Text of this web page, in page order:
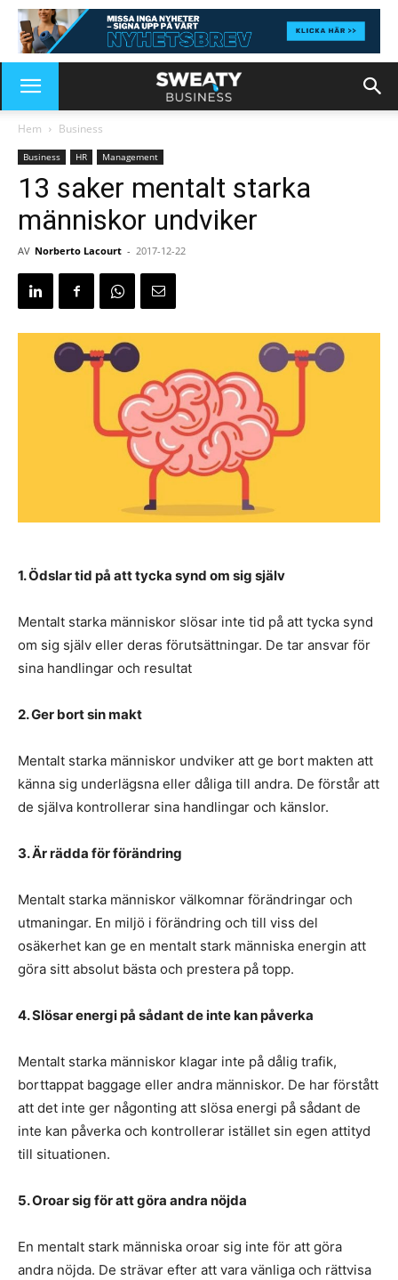
Hem Business
Business HR Management
13 saker mentalt starka
människor undviker
AV Norberto Lacourt - 2017-12-22
1. Ödslar tid på att tycka synd om sig själv
Mentalt starka människor slösar inte tid på att tycka synd
om sig själv eller deras förutsättningar. De tar ansvar för
sina handlingar och resultat
2. Ger bort sin makt
Mentalt starka människor undviker att ge bort makten att
känna sig underlägsna eller dåliga till andra. De förstår att
de själva kontrollerar sina handlingar och känslor.
3. Är rädda för förändring
Mentalt starka människor välkomnar förändringar och
utmaningar. En miljö i förändring och till viss del
osäkerhet kan ge en mentalt stark människa energin att
göra sitt absolut bästa och prestera på topp.
4. Slösar energi på sådant de inte kan påverka
Mentalt starka människor klagar inte på dålig trafik,
borttappat baggage eller andra människor. De har förstått
att det inte ger någonting att slösa energi på sådant de
inte kan påverka och kontrollerar istället sin egen attityd
till situationen.
5. Oroar sig för att göra andra nöjda
En mentalt stark människa oroar sig inte för att göra
andra nöjda. De strävar efter att vara vänliga och rättvisa